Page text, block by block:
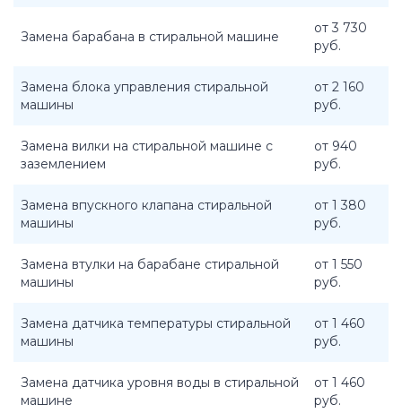
Замена барабана в стиральной машине
от 3 730
руб.
Замена блока управления стиральной
машины
от 2 160
руб.
Замена вилки на стиральной машине с
заземлением
от 940
руб.
Замена впускного клапана стиральной
машины
от 1 380
руб.
Замена втулки на барабане стиральной
машины
от 1 550
руб.
Замена датчика температуры стиральной
машины
от 1 460
руб.
Замена датчика уровня воды в стиральной
машине
от 1 460
руб.